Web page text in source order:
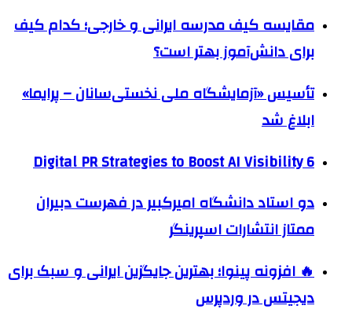
مقایسه کیف مدرسه ایرانی و خارجی؛ کدام کیف
برای دانش‌آموز بهتر است؟
تأسیس «آزمایشگاه ملی نخستی‌سانان – پرایما»
ابلاغ شد
6 Digital PR Strategies to Boost AI Visibility
دو استاد دانشگاه امیرکبیر در فهرست دبیران
ممتاز انتشارات اسپرینگر
🔥 افزونه پینوا؛ بهترین جایگزین ایرانی و سبک برای
دیجیتس در وردپرس